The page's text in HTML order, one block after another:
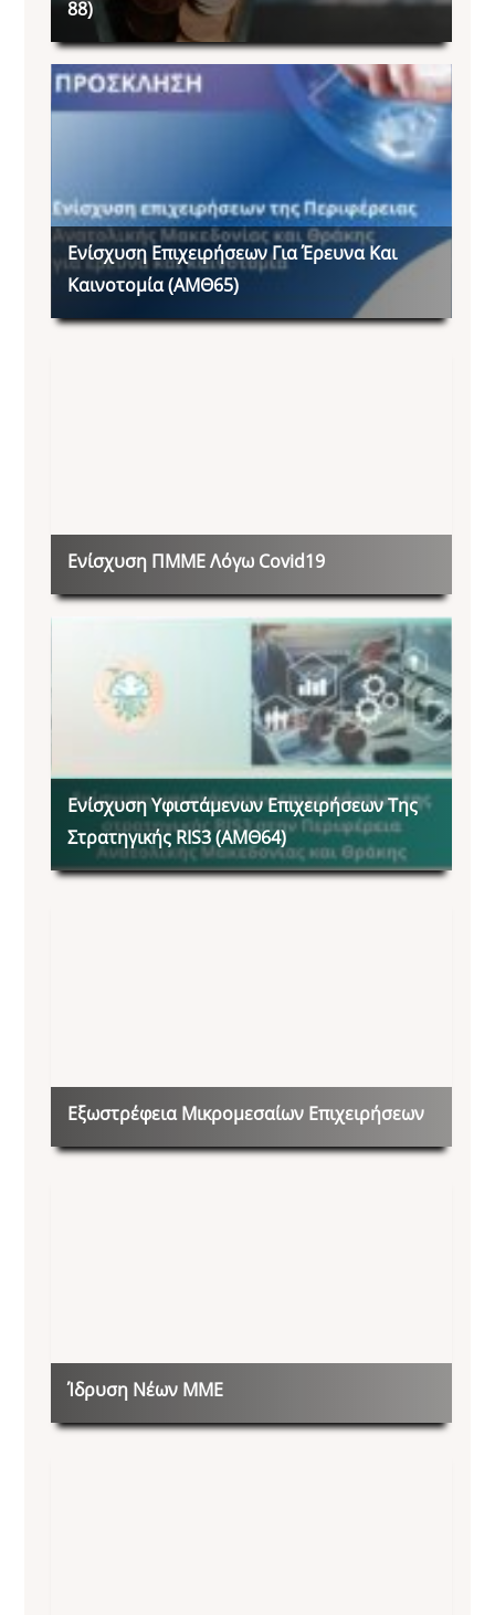
88)
Ενίσχυση Επιχειρήσεων Για Έρευνα Και
Καινοτομία (ΑΜΘ65)
Ενίσχυση ΠΜΜΕ Λόγω Covid19
Ενίσχυση Υφιστάμενων Επιχειρήσεων Της
Στρατηγικής RIS3 (ΑΜΘ64)
Εξωστρέφεια Μικρομεσαίων Επιχειρήσεων
Ίδρυση Νέων ΜΜΕ